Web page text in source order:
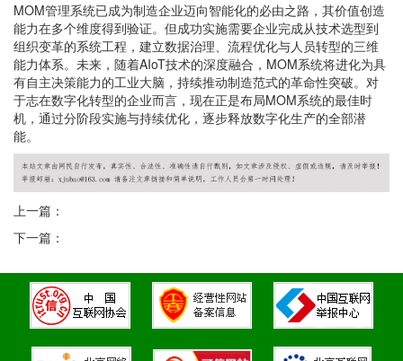
MOM管理系统已成为制造企业迈向智能化的必由之路，其价值创造
能力在多个维度得到验证。但成功实施需要企业完成从技术选型到
组织变革的系统工程，建立数据治理、流程优化与人员转型的三维
能力体系。未来，随着AIoT技术的深度融合，MOM系统将进化为具
有自主决策能力的工业大脑，持续推动制造范式的革命性突破。对
于志在数字化转型的企业而言，现在正是布局MOM系统的最佳时
机，通过分阶段实施与持续优化，逐步释放数字化生产的全部潜
能。
上一篇：
下一篇：